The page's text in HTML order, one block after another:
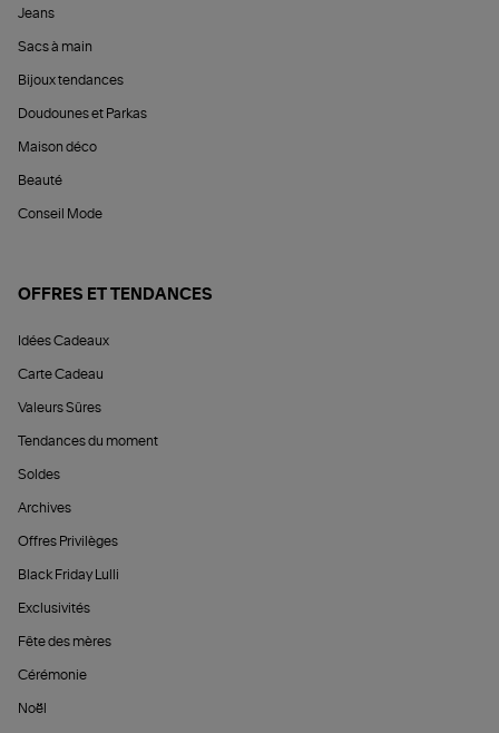
Jeans
Sacs à main
Bijoux tendances
Doudounes et Parkas
Maison déco
Beauté
Conseil Mode
OFFRES ET TENDANCES
Idées Cadeaux
Carte Cadeau
Valeurs Sûres
Tendances du moment
Soldes
Archives
Offres Privilèges
Black Friday Lulli
Exclusivités
Fête des mères
Cérémonie
Noël